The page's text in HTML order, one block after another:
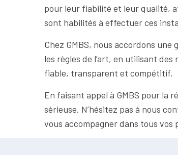
pour leur fiabilité et leur qualité,
sont habilités à effectuer ces
Chez GMBS, nous accordons
les règles de l’art, en utilisant
fiable, transparent et compétitif.
En faisant appel à GMBS pour la
sérieuse. N’hésitez pas à nous
vous accompagner dans tous